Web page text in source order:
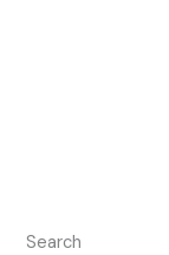
Search